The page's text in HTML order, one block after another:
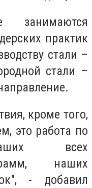
практик
стали –
стали –
кроме того,
это работа по
всех
наших
- добавил